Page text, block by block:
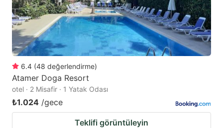
6.4 (48 değerlendirme)
Atamer Doga Resort
otel · 2 Misafir · 1 Yatak Odası
₺1.024 /gece
Teklifi görüntüleyin